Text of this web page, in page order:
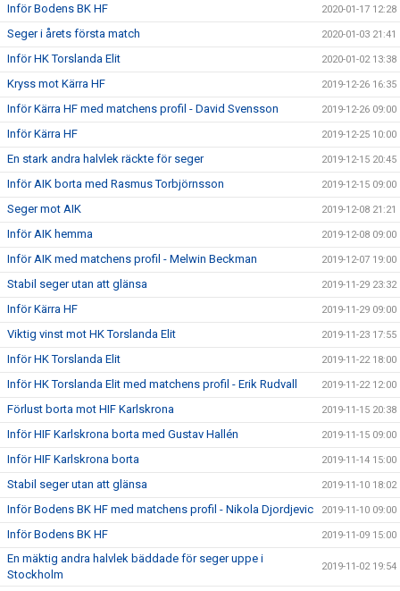
Inför Bodens BK HF 2020-01-17 12:28
Seger i årets första match 2020-01-03 21:41
Inför HK Torslanda Elit 2020-01-02 13:38
Kryss mot Kärra HF 2019-12-26 16:35
Inför Kärra HF med matchens profil - David Svensson 2019-12-26 09:00
Inför Kärra HF 2019-12-25 10:00
En stark andra halvlek räckte för seger 2019-12-15 20:45
Inför AIK borta med Rasmus Torbjörnsson 2019-12-15 09:00
Seger mot AIK 2019-12-08 21:21
Inför AIK hemma 2019-12-08 09:00
Inför AIK med matchens profil - Melwin Beckman 2019-12-07 19:00
Stabil seger utan att glänsa 2019-11-29 23:32
Inför Kärra HF 2019-11-29 09:00
Viktig vinst mot HK Torslanda Elit 2019-11-23 17:55
Inför HK Torslanda Elit 2019-11-22 18:00
Inför HK Torslanda Elit med matchens profil - Erik Rudvall 2019-11-22 12:00
Förlust borta mot HIF Karlskrona 2019-11-15 20:38
Inför HIF Karlskrona borta med Gustav Hallén 2019-11-15 09:00
Inför HIF Karlskrona borta 2019-11-14 15:00
Stabil seger utan att glänsa 2019-11-10 18:02
Inför Bodens BK HF med matchens profil - Nikola Djordjevic 2019-11-10 09:00
Inför Bodens BK HF 2019-11-09 15:00
En mäktig andra halvlek bäddade för seger uppe i
Stockholm
2019-11-02 19:54